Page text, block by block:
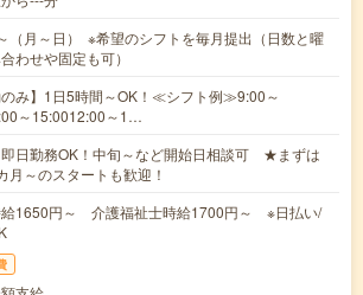
（月～日） ※希望のシフトを毎月提出（日数と曜
わせや固定も可）
み】1日5時間～OK！≪シフト例≫9:00～
～15:0012:00～1…
即日勤務OK！中旬～など開始日相談可 ★まずは
月～のスタートも歓迎！
給1650円～ 介護福祉士時給1700円～ ※日払い/